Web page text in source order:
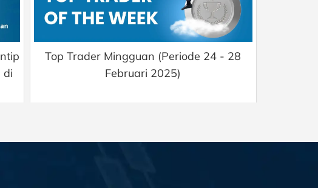
di
Top Trader Mingguan (Periode 24 - 28
Februari 2025)